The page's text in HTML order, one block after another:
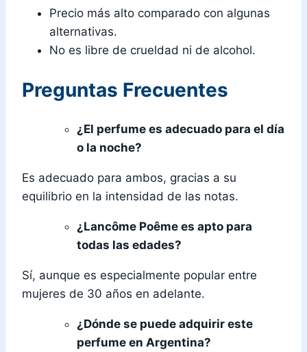
Precio más alto comparado con algunas
alternativas.
No es libre de crueldad ni de alcohol.
Preguntas Frecuentes
¿El perfume es adecuado para el día
o la noche?
Es adecuado para ambos, gracias a su
equilibrio en la intensidad de las notas.
¿Lancôme Poême es apto para
todas las edades?
Sí, aunque es especialmente popular entre
mujeres de 30 años en adelante.
¿Dónde se puede adquirir este
perfume en Argentina?